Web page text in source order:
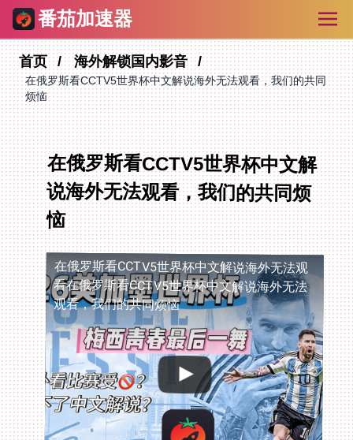
番茄加速器
首页 海外解锁国内影音
在俄罗斯看CCTV5世界杯中文解说海外无法观看，我们的共同
烦恼
在俄罗斯看CCTV5世界杯中文解
说海外无法观看，我们的共同烦
恼
在俄罗斯看CCTV5世界杯中文解说海外无法观
看在俄罗斯看CCTV5世界杯中文解说海外无法
观看，我们的共同烦恼